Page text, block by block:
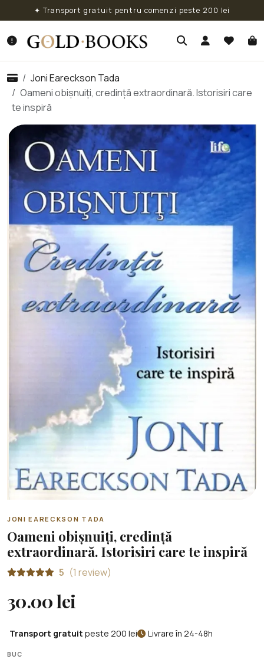
✦ Transport gratuit pentru comenzi peste 200 lei
Joni Eareckson Tada
Oameni obișnuiți, credință extraordinară. Istorisiri care
te inspiră
JONI EARECKSON TADA
Oameni obișnuiți, credință
extraordinară. Istorisiri care te inspiră
5 (1 review)
30.00 lei
Transport gratuit peste 200 lei Livrare în 24-48h
BUC